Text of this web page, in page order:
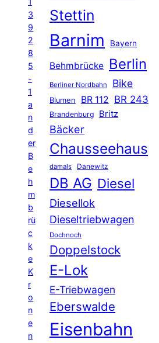
3
9
2
8
5
-
1
a
n
d
er
B
e
h
m
b
rü
c
k
e
K
r
o
n
e
n
Stettin
Barnim Bayern
Behmbrücke Berlin
Berliner Nordbahn Bike
Blumen BR 112 BR 243
Brandenburg Britz
Bäcker
Chausseehaus
damals Danewitz
DB AG Diesel
Diesellok
Dieseltriebwagen
Dochnoch
Doppelstock
E-Lok
E-Triebwagen
Eberswalde
Eisenbahn